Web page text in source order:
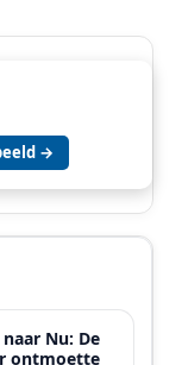
→
Nu: De
ontmoette